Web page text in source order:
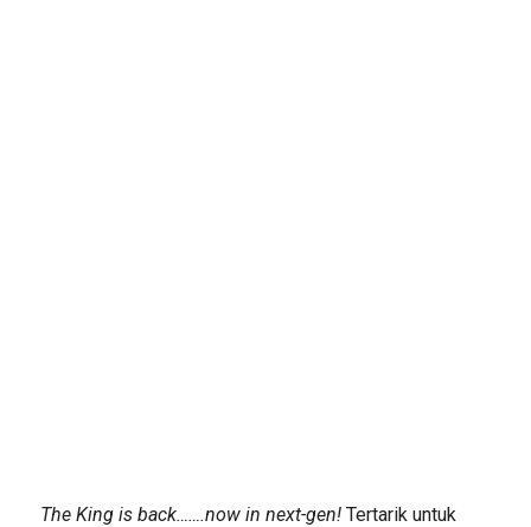
The King is back…….now in next-gen!Tertarik untuk